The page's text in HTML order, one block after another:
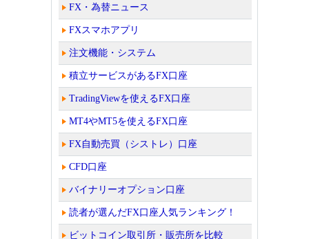
FX・為替ニュース
FXスマホアプリ
注文機能・システム
積立サービスがあるFX口座
TradingViewを使えるFX口座
MT4やMT5を使えるFX口座
FX自動売買（シストレ）口座
CFD口座
バイナリーオプション口座
読者が選んだFX口座人気ランキング！
ビットコイン取引所・販売所を比較